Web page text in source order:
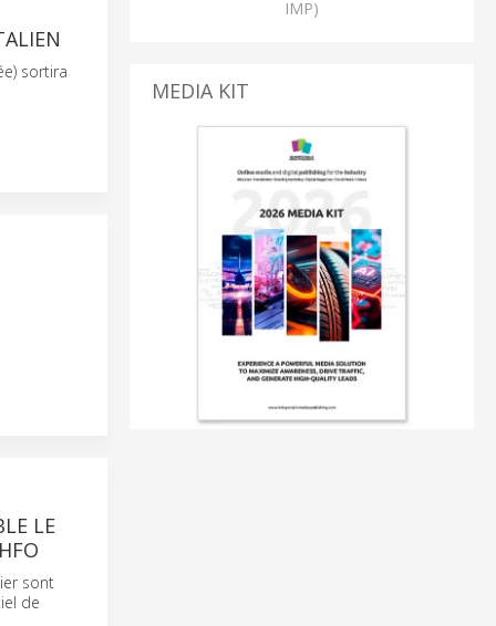
sortira
LE
sont
de
IMP)
MEDIA KIT